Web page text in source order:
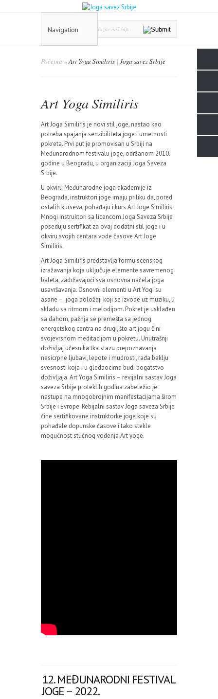
Navigation
Početna »Art Yoga Similiris | Joga savez Srbije
Art Yoga Similiris
Art Joga Similiris je novi stil joge, nastao kao
potreba spajanja senzibiliteta joge i umetnosti
pokreta. Prvi put je promovisan u Srbiji na
Međunarodnom festivalu joge, održanom 2010.
godine u Beogradu, u organizaciji Joga Saveza
Srbije.
U okviru Međunarodne joga akademije iz
Beograda, instruktori joge imaju priliku da, pored
ostalih kurseva, pohađaju i kurs Art Joge Similiris.
Mnogi instruktori sa licencom Joga Saveza Srbije
poseduju sertifikat za ovaj dodatni stil joge i u
okviru svojih centara vode časove Art Joge
Similiris.
Art Joga Similiris predstavlja formu scenskog
izražavanja koja uključuje elemente savremenog
baleta, zadržavajući sva osnovna načela joga
usavršavanja. Osnovni elementi u Art Yogi su
asane – joga položaji koji se izvode uz muziku, u
skladu sa ritmom i melodijom. Pokret je usklađen
sa dahom, pažnja se premešta sa jednog
energetskog centra na drugi, što art jogu čini
svojevrsnom meditacijom u pokretu. Unutrašnji
doživljaj učesnika tka stazu prepoznavanja
nesicrpne ljubavi, lepote i mudrosti, rađa baklju
svesnosti koja i u gledaocima budi bogatstvo
doživljaja. Art Yoga Similiris – revijalni sastav Joga
saveza Srbije proteklih godina zabeležio je
nastupe na mnogobrojnim manifestacijama širom
Srbije i Evrope. Rebijalni sastav Joga saveza Srbije
čine sertifikovane instruktorke joge koje su
pohađale dopunske časove i tako stekle
mogućnost stučnog vođenja Art yoge.
12. MEĐUNARODNI FESTIVAL
JOGE – 2022.